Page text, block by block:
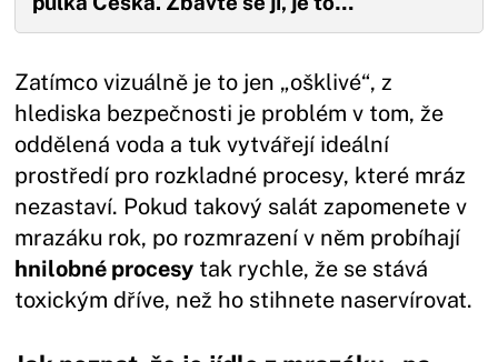
Zatímco vizuálně je to jen „ošklivé“, z
hlediska bezpečnosti je problém v tom, že
oddělená voda a tuk vytvářejí ideální
prostředí pro rozkladné procesy, které mráz
nezastaví. Pokud takový salát zapomenete v
mrazáku rok, po rozmrazení v něm probíhají
hnilobné procesy tak rychle, že se stává
toxickým dříve, než ho stihnete naservírovat.